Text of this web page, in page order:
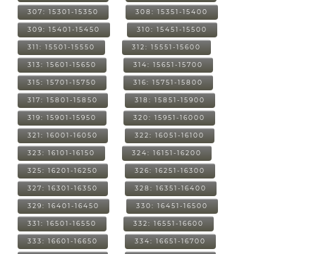
307: 15301-15350 308: 15351-15400
309: 15401-15450 310: 15451-15500
311: 15501-15550 312: 15551-15600
313: 15601-15650 314: 15651-15700
315: 15701-15750 316: 15751-15800
317: 15801-15850 318: 15851-15900
319: 15901-15950 320: 15951-16000
321: 16001-16050 322: 16051-16100
323: 16101-16150 324: 16151-16200
325: 16201-16250 326: 16251-16300
327: 16301-16350 328: 16351-16400
329: 16401-16450 330: 16451-16500
331: 16501-16550 332: 16551-16600
333: 16601-16650 334: 16651-16700